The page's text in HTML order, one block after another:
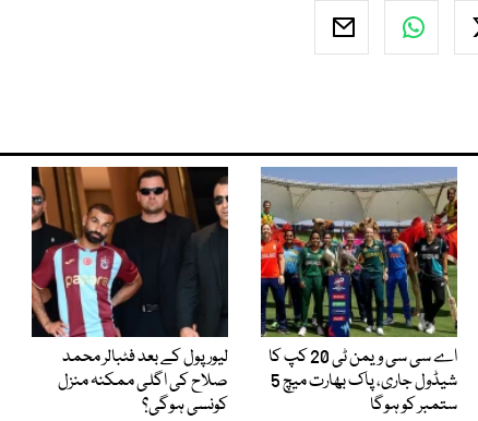
اے سی سی ویمن ٹی 20 کپ کا
شیڈول جاری، پاک بھارت میچ 5
ستمبر کو ہوگا
لیور پول کے بعد فٹبالر محمد
صلاح کی اگلی ممکنہ منزل
کونسی ہوگی؟